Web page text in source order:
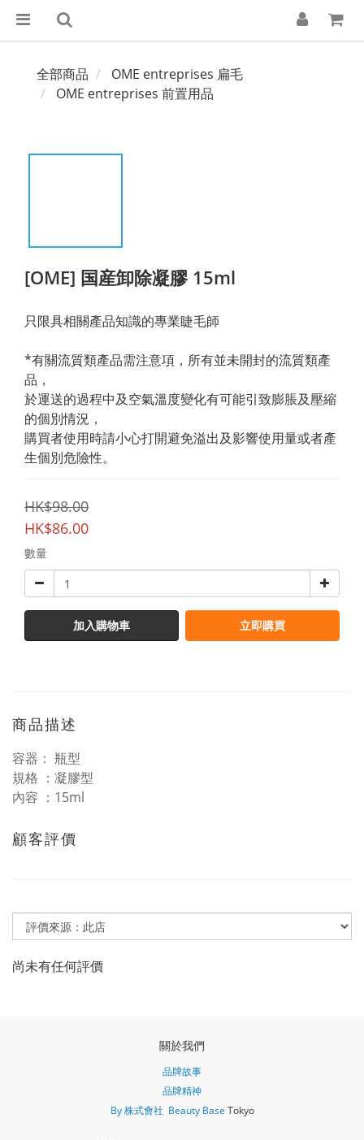
全部商品
OME entreprises 扁毛
OME entreprises 前置用品
[OME] 国産卸除凝膠 15ml
只限具相關產品知識的專業睫毛師
*有關流質類產品需注意項，所有並未開封的流質類產
品，
於運送的過程中及空氣溫度變化有可能引致膨脹及壓縮
的個別情況，
購買者使用時請小心打開避免溢出及影響使用量或者產
生個別危險性。
HK$98.00
HK$86.00
數量
加入購物車 立即購買
商品描述
容器： 瓶型
規格 ：凝膠型
內容 ：15ml
顧客評價
尚未有任何評價
關於我們
品牌故事
品牌精神
By 株式會社 Beauty Base Tokyo